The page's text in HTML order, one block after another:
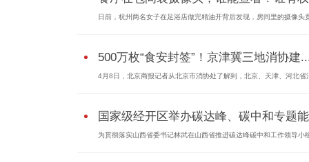
日前，杭州两名女子在足浴店做完精油开背后发现，房间里的摄像头
500万枚“食安封签”！京津冀三地消协建
4月8日，北京商报记者从北京市消协处了解到，北京、天津、河北省
国家级经开区举办碳达峰、碳中和专题
为贯彻落实山西省委书记林武在山西省推进碳达峰碳中和工作领导小